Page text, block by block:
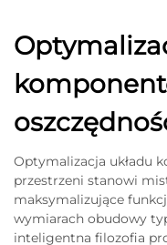
Optymalizacja układu
przestrzeni stanowi
maksymalizujące
wymiarach obudowy
inteligentna filozofia